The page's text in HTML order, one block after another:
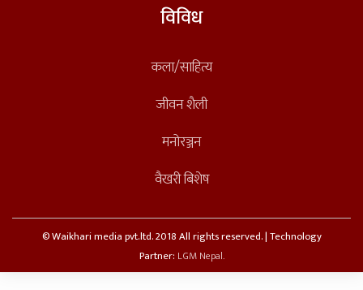
विविध
कला/साहित्य
जीवन शैली
मनोरञ्जन
वैखरी बिशेष
© Waikhari media pvt.ltd. 2018 All rights reserved. | Technology
Partner: LGM Nepal.